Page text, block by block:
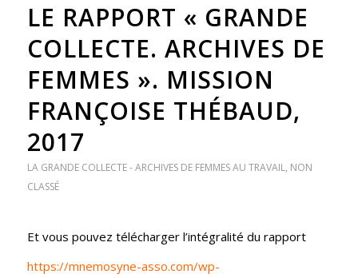
LE RAPPORT « GRANDE
COLLECTE. ARCHIVES DE
FEMMES ». MISSION
FRANÇOISE THÉBAUD,
2017
LA GRANDE COLLECTE - ARCHIVES DE FEMMES AU TRAVAIL, NON
CLASSÉ
Et vous pouvez télécharger l’intégralité du rapport
https://mnemosyne-asso.com/wp-